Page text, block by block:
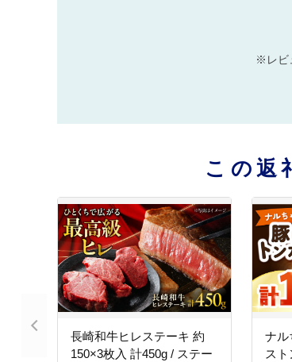
※レビ
この返
長崎和牛ヒレステーキ 約
150×3枚入 計450g / ステー
ナル
ス